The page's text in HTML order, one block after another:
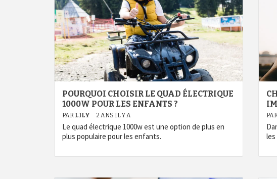
POURQUOI CHOISIR LE QUAD ÉLECTRIQUE
1000W POUR LES ENFANTS ?
PAR LILY 2 ANS IL Y A
Le quad électrique 1000w est une option de plus en
plus populaire pour les enfants.